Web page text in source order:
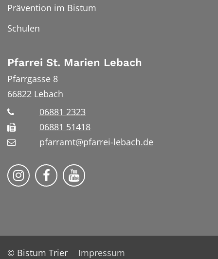
Prävention im Bistum
Schulen
Pfarrei St. Marien Lebach
Pfarrgasse 8
66822 Lebach
06881 2323
06881 51418
pfarramt@pfarrei-lebach.de
Bistum Trier auf Instragram
Bistum Trier auf Facebook
Bistum Trier auf YouTube
© Bistum Trier
Impressum